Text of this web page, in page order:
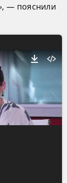
, — пояснили